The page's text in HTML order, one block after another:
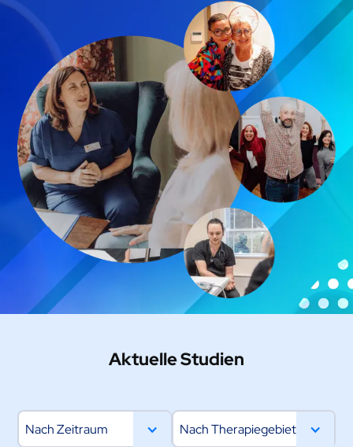
Aktuelle Studien
Nach Zeitraum Nach Therapiegebiet